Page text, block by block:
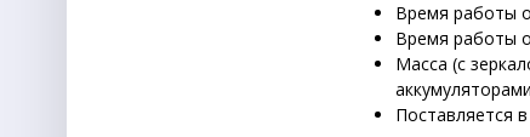
Время работы
Время работы
Масса (с
Поставляется